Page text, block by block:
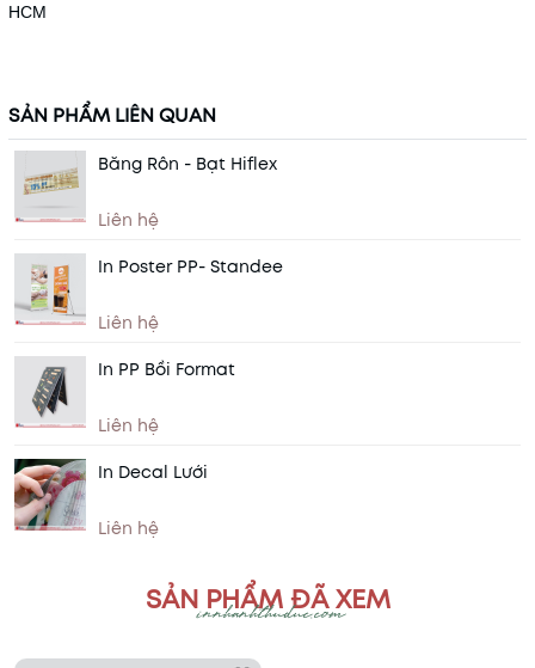
HCM
SẢN PHẨM LIÊN QUAN
Băng Rôn - Bạt Hiflex
Liên hệ
In Poster PP- Standee
Liên hệ
In PP Bồi Format
Liên hệ
In Decal Lưới
Liên hệ
SẢN PHẨM ĐÃ XEM